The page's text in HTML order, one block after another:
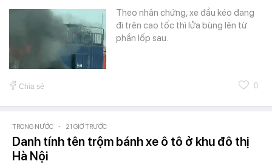
Theo nhân chứng, xe đầu kéo đang
đi trên cao tốc thì lửa bùng lên từ
phần lốp sau.
Chia sẻ 0
TRONG NƯỚC - 21 GIỜ TRƯỚC
Danh tính tên trộm bánh xe ô tô ở khu đô thị
Hà Nội